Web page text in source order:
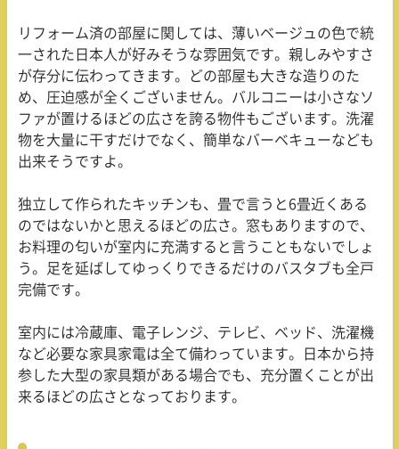
リフォーム済の部屋に関しては、薄いベージュの色で統
一された日本人が好みそうな雰囲気です。親しみやすさ
が存分に伝わってきます。どの部屋も大きな造りのた
め、圧迫感が全くございません。バルコニーは小さなソ
ファが置けるほどの広さを誇る物件もございます。洗濯
物を大量に干すだけでなく、簡単なバーベキューなども
出来そうですよ。
独立して作られたキッチンも、畳で言うと6畳近くある
のではないかと思えるほどの広さ。窓もありますので、
お料理の匂いが室内に充満すると言うこともないでしょ
う。足を延ばしてゆっくりできるだけのバスタブも全戸
完備です。
室内には冷蔵庫、電子レンジ、テレビ、ベッド、洗濯機
など必要な家具家電は全て備わっています。日本から持
参した大型の家具類がある場合でも、充分置くことが出
来るほどの広さとなっております。